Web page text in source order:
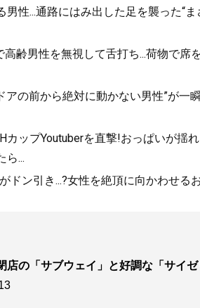
性...通路にはみ出した足を襲った“
齢男性を無視して舌打ち...荷物で席
の前から絶対に動かない男性”が一
ップYoutuberを直撃!おっぱいが揺
ら...
ドン引き...?女性を絶頂に向かわせる
店の「サブウェイ」と好調な「サイ